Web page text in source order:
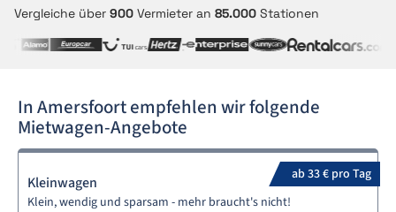
Vergleiche über 900 Vermieter an 85.000 Stationen
In Amersfoort empfehlen wir folgende
Mietwagen-Angebote
ab 33 € pro Tag
Kleinwagen
Klein, wendig und sparsam - mehr braucht's nicht!